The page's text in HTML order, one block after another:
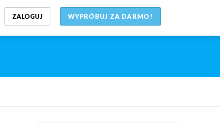
WYPRÓBUJ ZA DARMO!
ZALOGUJ